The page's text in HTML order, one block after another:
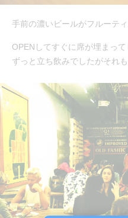
手前の濃いビールがフルーテ
OPENしてすぐに席が埋まっ
ずっと立ち飲みでしたがそれ